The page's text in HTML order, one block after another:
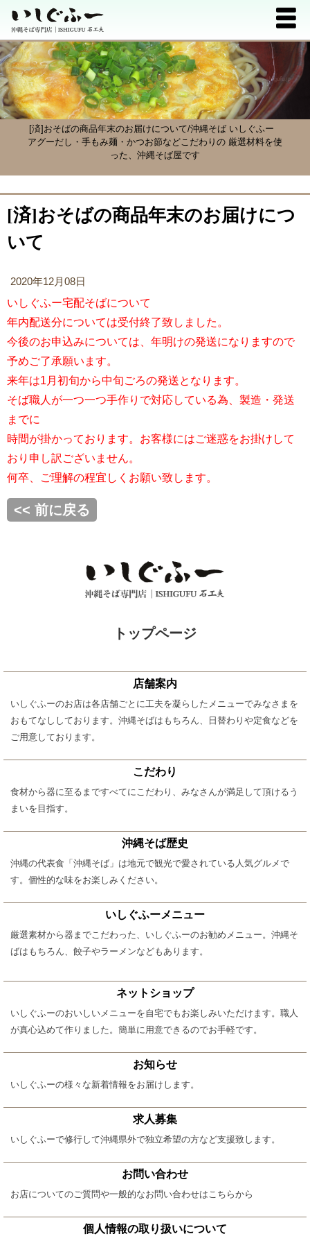
[済]おそばの商品年末のお届けについて/沖縄そば いしぐふー
アグーだし・手もみ麺・かつお節などこだわりの 厳選材料を使
った、沖縄そば屋です
[済]おそばの商品年末のお届けにつ
いて
2020年12月08日
いしぐふー宅配そばについて
年内配送分については受付終了致しました。
今後のお申込みについては、年明けの発送になりますので
予めご了承願います。
来年は1月初旬から中旬ごろの発送となります。
そば職人が一つ一つ手作りで対応している為、製造・発送
までに
時間が掛かっております。お客様にはご迷惑をお掛けして
おり申し訳ございません。
何卒、ご理解の程宜しくお願い致します。
<< 前に戻る
トップページ
店舗案内
いしぐふーのお店は各店舗ごとに工夫を凝らしたメニューでみなさまを
おもてなししております。沖縄そばはもちろん、日替わりや定食などを
ご用意しております。
こだわり
食材から器に至るまですべてにこだわり、みなさんが満足して頂けるう
まいを目指す。
沖縄そば歴史
沖縄の代表食「沖縄そば」は地元で観光で愛されている人気グルメで
す。個性的な味をお楽しみください。
いしぐふーメニュー
厳選素材から器までこだわった、いしぐふーのお勧めメニュー。沖縄そ
ばはもちろん、餃子やラーメンなどもあります。
ネットショップ
いしぐふーのおいしいメニューを自宅でもお楽しみいただけます。職人
が真心込めて作りました。簡単に用意できるのでお手軽です。
お知らせ
いしぐふーの様々な新着情報をお届けします。
求人募集
いしぐふーで修行して沖縄県外で独立希望の方など支援致します。
お問い合わせ
お店についてのご質問や一般的なお問い合わせはこちらから
個人情報の取り扱いについて